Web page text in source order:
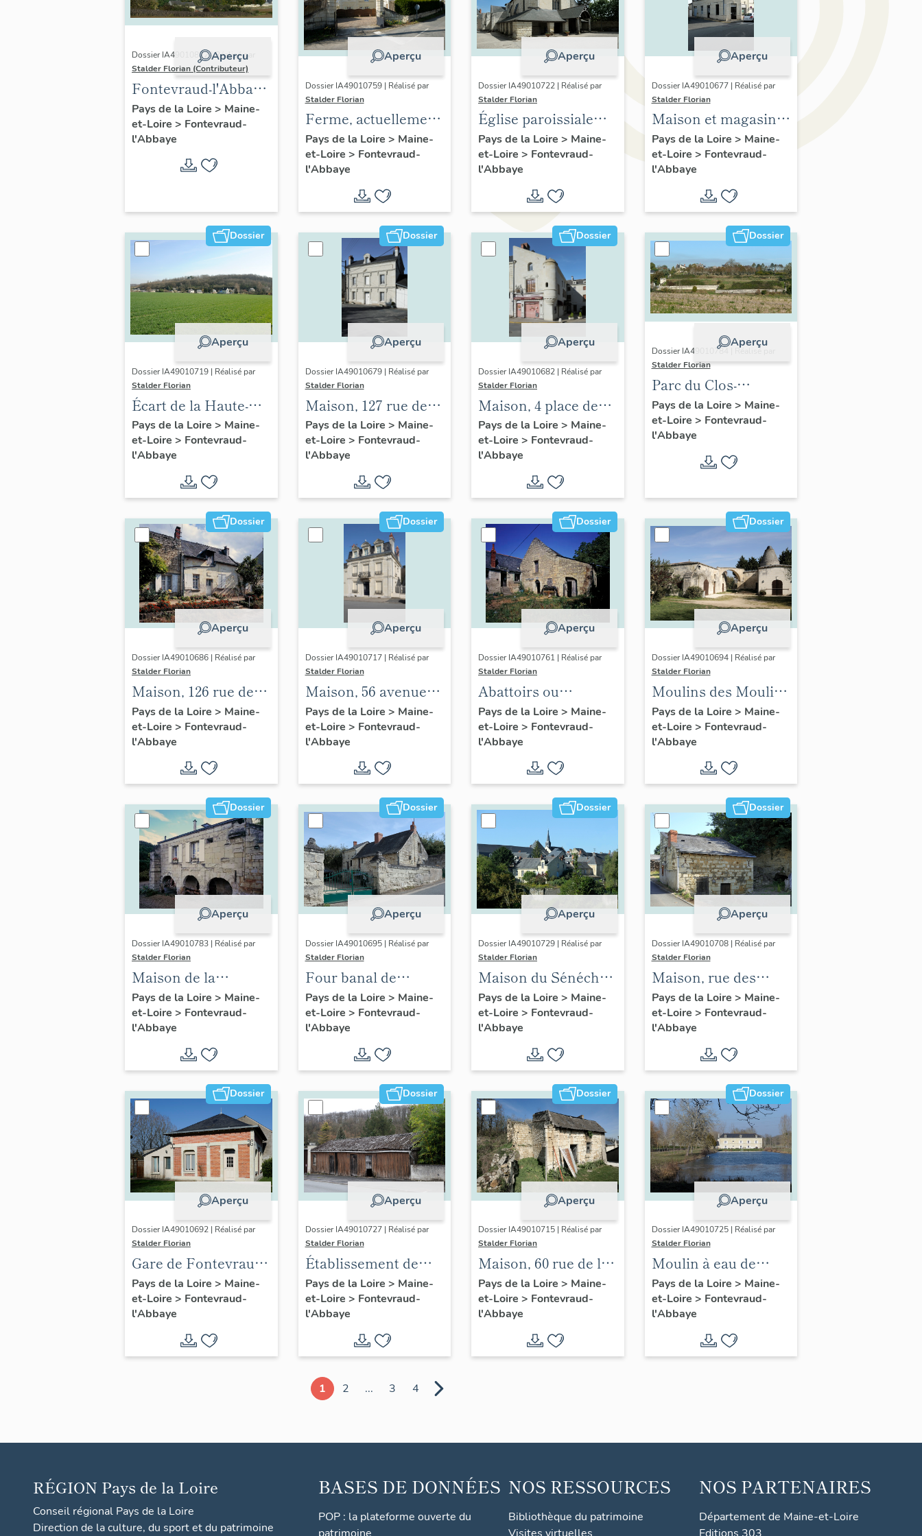
Aperçu
Dossier IA49010822 | Réalisé par
Stalder Florian (Contributeur)
Fontevraud-l'Abbaye
: présentation de la
commune
Pays de la Loire > Maine-
et-Loire > Fontevraud-
l'Abbaye
Aperçu
Dossier IA49010759 | Réalisé par
Stalder Florian
Ferme, actuellement
maisons, 1 rue des
Coteaux, 30 rue de la
Socraie, Fontevraud-
l'Abbaye
Pays de la Loire > Maine-
et-Loire > Fontevraud-
l'Abbaye
Aperçu
Dossier IA49010722 | Réalisé par
Stalder Florian
Église paroissiale
Saint-Michel,
Fontevraud-l'Abbaye
Pays de la Loire > Maine-
et-Loire > Fontevraud-
l'Abbaye
Aperçu
Dossier IA49010677 | Réalisé par
Stalder Florian
Maison et magasin
de commerce, 52 rue
Robert-d'Arbrissel,
Fontevraud-l'Abbaye
Pays de la Loire > Maine-
et-Loire > Fontevraud-
l'Abbaye
Dossier
Aperçu
Dossier IA49010719 | Réalisé par
Stalder Florian
Écart de la Haute-
Ânerie ou de la
Haute-Rue,
Fontevraud-l'Abbaye
Pays de la Loire > Maine-
et-Loire > Fontevraud-
l'Abbaye
Dossier
Aperçu
Dossier IA49010679 | Réalisé par
Stalder Florian
Maison, 127 rue des
Perdrielles,
Fontevraud-l'Abbaye
Pays de la Loire > Maine-
et-Loire > Fontevraud-
l'Abbaye
Dossier
Aperçu
Dossier IA49010682 | Réalisé par
Stalder Florian
Maison, 4 place des
Plantagenêts,
Fontevraud-l'Abbaye
Pays de la Loire > Maine-
et-Loire > Fontevraud-
l'Abbaye
Dossier
Aperçu
Dossier IA49010784 | Réalisé par
Stalder Florian
Parc du Clos-
Bourbon,
Fontevraud-l'Abbaye
Pays de la Loire > Maine-
et-Loire > Fontevraud-
l'Abbaye
Dossier
Aperçu
Dossier IA49010686 | Réalisé par
Stalder Florian
Maison, 126 rue des
Perdrielles,
Fontevraud-l'Abbaye
Pays de la Loire > Maine-
et-Loire > Fontevraud-
l'Abbaye
Dossier
Aperçu
Dossier IA49010717 | Réalisé par
Stalder Florian
Maison, 56 avenue
Rochechouart,
Fontevraud-l'Abbaye
Pays de la Loire > Maine-
et-Loire > Fontevraud-
l'Abbaye
Dossier
Aperçu
Dossier IA49010761 | Réalisé par
Stalder Florian
Abattoirs ou
Boucherie de
l'abbaye de
Fontevraud,
actuellement
maison, 24, rue
Saint-Mainbœuf,
Fontevraud-l'Abbaye
Pays de la Loire > Maine-
et-Loire > Fontevraud-
l'Abbaye
Dossier
Aperçu
Dossier IA49010694 | Réalisé par
Stalder Florian
Moulins des Moulins
à vent, actuellement
maison, 10 chemin
des Moulins,
Fontevraud-l'Abbaye
Pays de la Loire > Maine-
et-Loire > Fontevraud-
l'Abbaye
Dossier
Aperçu
Dossier IA49010783 | Réalisé par
Stalder Florian
Maison de la
Secrétainerie, ou
Segrétainerie, 31 rue
Saint-Jean-de-l'Habit,
Fontevraud-l'Abbaye
Pays de la Loire > Maine-
et-Loire > Fontevraud-
l'Abbaye
Dossier
Aperçu
Dossier IA49010695 | Réalisé par
Stalder Florian
Four banal de
l'Ânerie, puis ferme
du Bas-Courty,
actuellement Le
Courty, 17 rue de l'
Hermitage,
Fontevraud-l'Abbaye
Pays de la Loire > Maine-
et-Loire > Fontevraud-
l'Abbaye
Dossier
Aperçu
Dossier IA49010729 | Réalisé par
Stalder Florian
Maison du Sénéchal,
puis hôtel de la
Boule-d'Or, puis
école, puis maison, 6
place des Blatiers,
Fontevraud-l'Abbaye
Pays de la Loire > Maine-
et-Loire > Fontevraud-
l'Abbaye
Dossier
Aperçu
Dossier IA49010708 | Réalisé par
Stalder Florian
Maison, rue des
Potiers, entre le 75 et
le 91, Fontevraud-
l'Abbaye
Pays de la Loire > Maine-
et-Loire > Fontevraud-
l'Abbaye
Dossier
Aperçu
Dossier IA49010692 | Réalisé par
Stalder Florian
Gare de Fontevraud,
actuellement maison
dite "Mary Jan", 5
avenue des Roches,
Fontevraud-l'Abbaye
Pays de la Loire > Maine-
et-Loire > Fontevraud-
l'Abbaye
Dossier
Aperçu
Dossier IA49010727 | Réalisé par
Stalder Florian
Établissement de
danse et salle de
spectacle
(désaffectée), 66
Rochechouart,
Fontevraud-l'Abbaye
Pays de la Loire > Maine-
et-Loire > Fontevraud-
l'Abbaye
Dossier
Aperçu
Dossier IA49010715 | Réalisé par
Stalder Florian
Maison, 60 rue de la
Socraie, Fontevraud-
l'Abbaye
Pays de la Loire > Maine-
et-Loire > Fontevraud-
l'Abbaye
Dossier
Aperçu
Dossier IA49010725 | Réalisé par
Stalder Florian
Moulin à eau de
Mestré, actuellement
maison, Fontevraud-
l'Abbaye
Pays de la Loire > Maine-
et-Loire > Fontevraud-
l'Abbaye
1 2 ... 3 4
RÉGION Pays de la Loire
Conseil régional Pays de la Loire
Direction de la culture, du sport et du patrimoine
BASES DE DONNÉES
POP : la plateforme ouverte du
NOS RESSOURCES
Bibliothèque du patrimoine
NOS PARTENAIRES
Département de Maine-et-Loire